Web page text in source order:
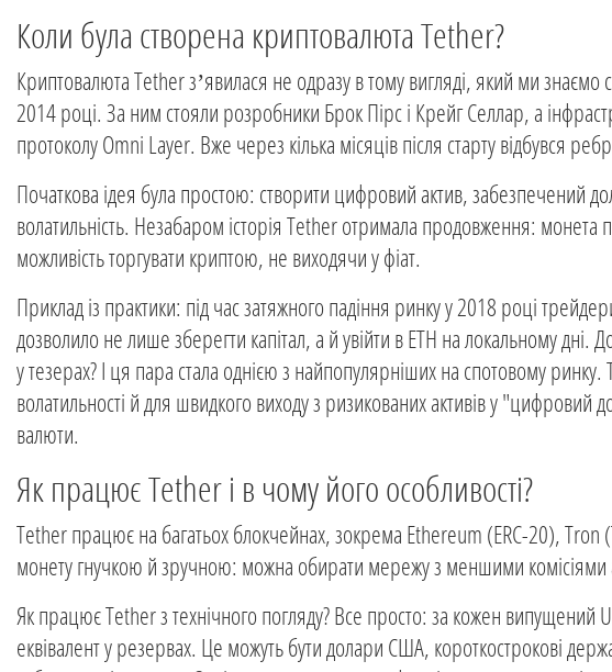
Коли була створена криптовалюта Tether?
Криптовалюта Tether з’явилася не одразу в тому вигляді, який ми
2014 році. За ним стояли розробники Брок Пірс і Крейг Селлар, а
протоколу Omni Layer. Вже через кілька місяців після старту відбувся
Початкова ідея була простою: створити цифровий актив, забезпечений
волатильність. Незабаром історія Tether отримала продовження: монета
можливість торгувати криптою, не виходячи у фіат.
Приклад із практики: під час затяжного падіння ринку у 2018 році
дозволило не лише зберегти капітал, а й увійти в ETH на локальному дні.
у тезерах? І ця пара стала однією з найпопулярніших на спотовому ринку.
волатильності й для швидкого виходу з ризикованих активів у "цифровий
валюти.
Як працює Tether і в чому його особливості?
Tether працює на багатьох блокчейнах, зокрема Ethereum (ERC-20),
монету гнучкою й зручною: можна обирати мережу з меншими
Як працює Tether з технічного погляду? Все просто: за кожен випущений
еквівалент у резервах. Це можуть бути долари США, короткострокові